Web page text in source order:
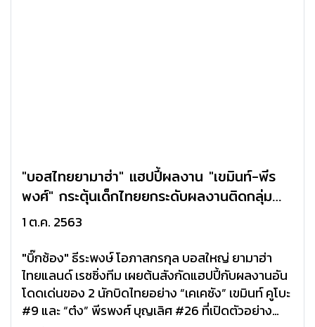
"บอสไทยยามาฮ่า" แฮปปี้ผลงาน "เขมินท์-พีร
พงศ์" กระตุ้นเด็กไทยยกระดับผลงานติดกลุ่ม
หน้า ซีอีวี โมโตทู
1 ต.ค. 2563
"บิ๊กช้อง" ธีระพงษ์ โอภาสกรกุล บอสใหญ่ ยามาฮ่า
ไทยแลนด์ เรซซิ่งทีม เผยต้นสังกัดแฮปปี้กับผลงานอัน
โดดเด่นของ 2 นักบิดไทยอย่าง “เคเคซัง” เขมินท์ คูโบะ
#9 และ “ต๋ง” พีรพงศ์ บุญเลิศ #26 ที่เปิดตัวอย่าง